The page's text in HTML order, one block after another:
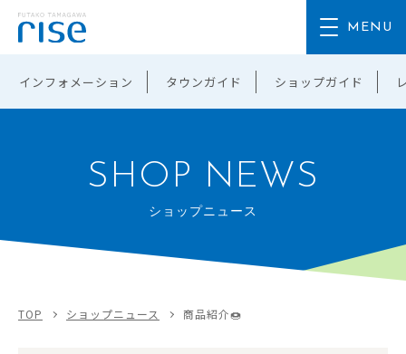
インフォメーション タウンガイド ショップガイド
SHOP NEWS
ショップニュース
TOP ショップニュース 商品紹介🍩